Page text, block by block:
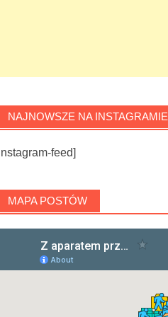
NAJNOWSZE NA INSTAGRAMIE
feed]
MAPA POSTÓW